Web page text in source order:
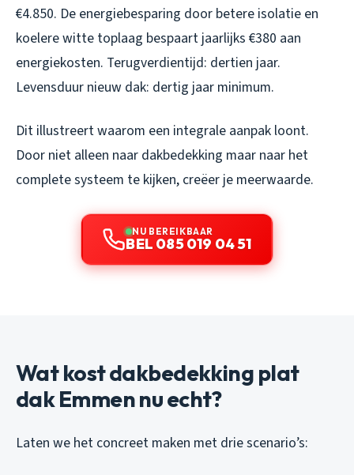
€4.850. De energiebesparing door betere isolatie en
koelere witte toplaag bespaart jaarlijks €380 aan
energiekosten. Terugverdientijd: dertien jaar.
Levensduur nieuw dak: dertig jaar minimum.
Dit illustreert waarom een integrale aanpak loont.
Door niet alleen naar dakbedekking maar naar het
complete systeem te kijken, creëer je meerwaarde.
NU BEREIKBAAR
BEL 085 019 04 51
Wat kost dakbedekking plat
dak Emmen nu echt?
Laten we het concreet maken met drie scenario’s: